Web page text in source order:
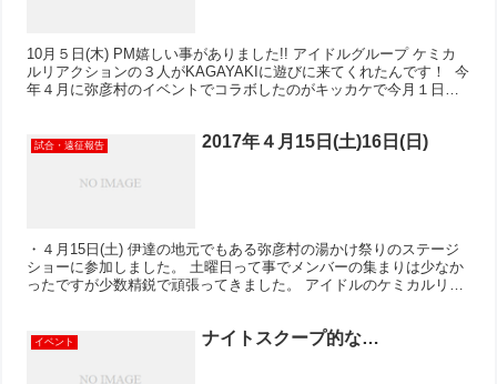
10月５日(木) PM嬉しい事がありました!! アイドルグループ ケミカ
ルリアクションの３人がKAGAYAKIに遊びに来てくれたんです！ ​ 今
年４月に弥彦村のイベントでコラボしたのがキッカケで今月１日に
試合・遠征報告 2017年４月15日(土)16日(日)
・４月15日(土) 伊達の地元でもある弥彦村の湯かけ祭りのステージ
ショーに参加しました。 土曜日って事でメンバーの集まりは少なか
ったですが少数精鋭で頑張ってきました。 アイドルのケミカルリア
イベント ナイトスクープ的な…